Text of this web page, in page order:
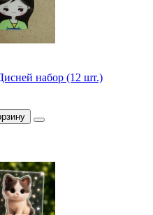
набор (12 шт.)